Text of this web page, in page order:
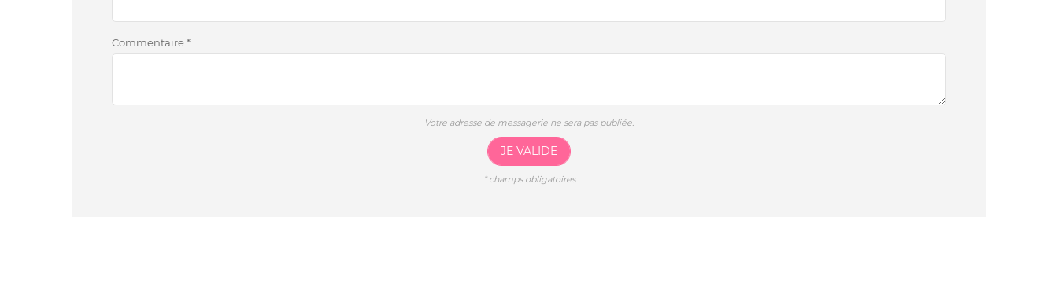
Commentaire*
Votre adresse de messagerie ne sera pas publiée.
JE VALIDE
*champs obligatoires